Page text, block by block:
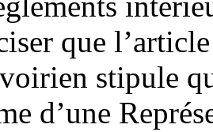
que
stipule
d’une